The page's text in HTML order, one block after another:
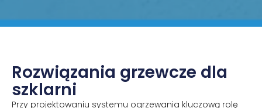
Rozwiązania grzewcze dla
szklarni
Przy projektowaniu systemu ogrzewania kluczową rolę